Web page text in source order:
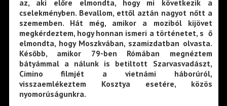
az, aki előre elmondta, hogy mi következik a
cselekményben. Bevallom, ettől aztán nagyot nőtt a
szememben. Hát még, amikor a moziból kijövet
megkérdeztem, hogy honnan ismeri a történetet, s ő
elmondta, hogy Moszkvában, szamizdatban olvasta.
Később, amikor 79-ben Rómában megnéztem
bátyámmal a nálunk is betiltott Szarvasvadászt,
Cimino filmjét a vietnámi háborúról,
visszaemlékeztem Kosztya esetére, közös
nyomorúságunkra.